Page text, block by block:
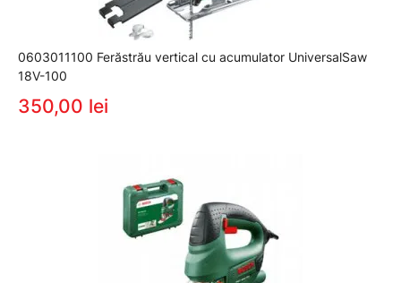
0603011100 Ferăstrău vertical cu acumulator UniversalSaw
18V-100
350,00 lei